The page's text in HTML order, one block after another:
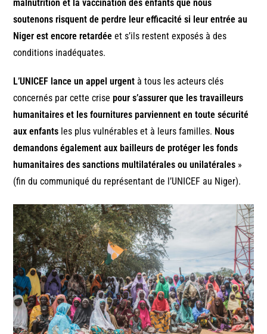
malnutrition et la vaccination des enfants que nous
soutenons risquent de perdre leur efficacité si leur entrée au
Niger est encore retardée et s’ils restent exposés à des
conditions inadéquates.
L’UNICEF lance un appel urgent à tous les acteurs clés
concernés par cette crisepour s’assurer que les travailleurs
humanitaires et les fournitures parviennent en toute sécurité
aux enfants les plus vulnérables et à leurs familles. Nous
demandons également aux bailleurs de protéger les fonds
humanitaires des sanctions multilatérales ou unilatérales »
(fin du communiqué du représentant de l’UNICEF au Niger).